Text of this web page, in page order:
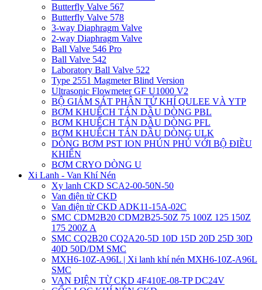
Butterfly Valve 567
Butterfly Valve 578
3-way Diaphragm Valve
2-way Diaphragm Valve
Ball Valve 546 Pro
Ball Valve 542
Laboratory Ball Valve 522
Type 2551 Magmeter Blind Version
Ultrasonic Flowmeter GF U1000 V2
BỘ GIÁM SÁT PHÂN TỬ KHÍ QULEE VÀ YTP
BƠM KHUẾCH TÁN DẦU DÒNG PBL
BƠM KHUẾCH TÁN DẦU DÒNG PFL
BƠM KHUẾCH TÁN DẦU DÒNG ULK
DÒNG BƠM PST ION PHÚN PHỦ VỚI BỘ ĐIỀU
KHIỂN
BƠM CRYO DÒNG U
Xi Lanh - Van Khí Nén
Xy lanh CKD SCA2-00-50N-50
Van điện từ CKD
Van điện từ CKD ADK11-15A-02C
SMC CDM2B20 CDM2B25-50Z 75 100Z 125 150Z
175 200Z A
SMC CQ2B20 CQ2A20-5D 10D 15D 20D 25D 30D
40D 50D/DM SMC
MXH6-10Z-A96L | Xi lanh khí nén MXH6-10Z-A96L
SMC
VAN ĐIỆN TỪ CKD 4F410E-08-TP DC24V